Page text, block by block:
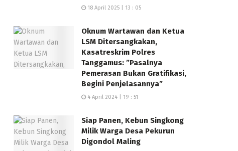
18 April 2025 | 13 : 05
Oknum Wartawan dan Ketua
LSM Ditersangkakan,
Kasatreskrim Polres
Tanggamus: ”Pasalnya
Pemerasan Bukan Gratifikasi,
Begini Penjelasannya”
4 April 2024 | 19 : 51
Siap Panen, Kebun Singkong
Milik Warga Desa Pekurun
Digondol Maling